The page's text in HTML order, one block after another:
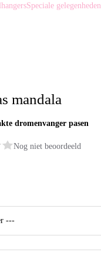
Speciale gelegenheden
mandala
dromenvanger pasen
Nog niet beoordeeld